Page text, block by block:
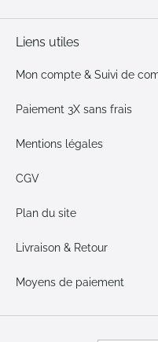
Liens utiles
Mon compte & Suivi de
Paiement 3X sans frais
Mentions légales
CGV
Plan du site
Livraison & Retour
Moyens de paiement